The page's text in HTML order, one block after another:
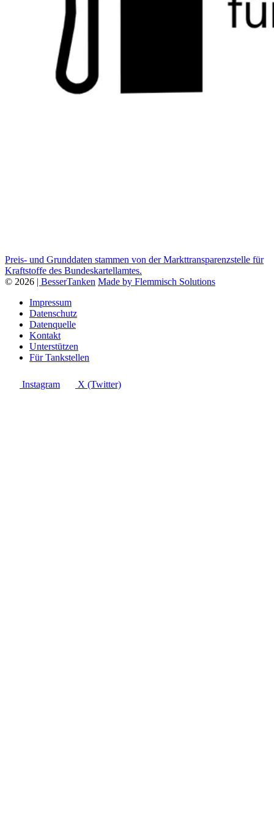
Preis- und Grunddaten stammen von der Markttransparenzstelle für
Kraftstoffe des Bundeskartellamtes.
© 2026 | BesserTanken Made by Flemmisch Solutions
Impressum
Datenschutz
Datenquelle
Kontakt
Unterstützen
Für Tankstellen
Instagram X (Twitter)